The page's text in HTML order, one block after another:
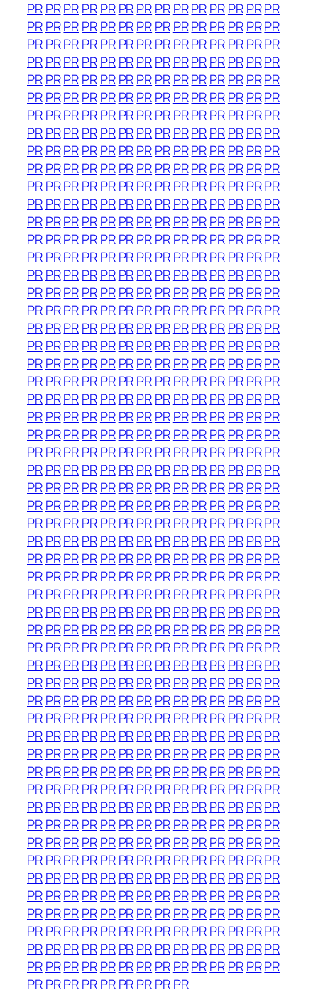
PRPRPRPRPR PRPRPRPRPRPRPR PRPR
PRPRPRPRPR PRPRPRPRPRPRPR PRPR
PRPRPRPRPR PRPRPRPRPRPRPR PRPR
PRPRPRPRPR PRPRPRPRPRPRPR PRPR
PRPRPRPRPR PRPRPRPRPRPRPR PRPR
PRPRPRPRPR PRPRPRPRPRPRPR PRPR
PRPRPRPRPR PRPRPRPRPRPRPR PRPR
PRPRPRPRPR PRPRPRPRPRPRPR PRPR
PRPRPRPRPR PRPRPRPRPRPRPR PRPR
PRPRPRPRPR PRPRPRPRPRPRPR PRPR
PRPRPRPRPR PRPRPRPRPRPRPR PRPR
PRPRPRPRPR PRPRPRPRPRPRPR PRPR
PRPRPRPRPR PRPRPRPRPRPRPR PRPR
PRPRPRPRPR PRPRPRPRPRPRPR PRPR
PRPRPRPRPR PRPRPRPRPRPRPR PRPR
PRPRPRPRPR PRPRPRPRPRPRPR PRPR
PRPRPRPRPR PRPRPRPRPRPRPR PRPR
PRPRPRPRPR PRPRPRPRPRPRPR PRPR
PRPRPRPRPR PRPRPRPRPRPRPR PRPR
PRPRPRPRPR PRPRPRPRPRPRPR PRPR
PRPRPRPRPR PRPRPRPRPRPRPR PRPR
PRPRPRPRPR PRPRPRPRPRPRPR PRPR
PRPRPRPRPR PRPRPRPRPRPRPR PRPR
PRPRPRPRPR PRPRPRPRPRPRPR PRPR
PRPRPRPRPR PRPRPRPRPRPRPR PRPR
PRPRPRPRPR PRPRPRPRPRPRPR PRPR
PRPRPRPRPR PRPRPRPRPRPRPR PRPR
PRPRPRPRPR PRPRPRPRPRPRPR PRPR
PRPRPRPRPR PRPRPRPRPRPRPR PRPR
PRPRPRPRPR PRPRPRPRPRPRPR PRPR
PRPRPRPRPR PRPRPRPRPRPRPR PRPR
PRPRPRPRPR PRPRPRPRPRPRPR PRPR
PRPRPRPRPR PRPRPRPRPRPRPR PRPR
PRPRPRPRPR PRPRPRPRPRPRPR PRPR
PRPRPRPRPR PRPRPRPRPRPRPR PRPR
PRPRPRPRPR PRPRPRPRPRPRPR PRPR
PRPRPRPRPR PRPRPRPRPRPRPR PRPR
PRPRPRPRPR PRPRPRPRPRPRPR PRPR
PRPRPRPRPR PRPRPRPRPRPRPR PRPR
PRPRPRPRPR PRPRPRPRPRPRPR PRPR
PRPRPRPRPR PRPRPRPRPRPRPR PRPR
PRPRPRPRPR PRPRPRPRPRPRPR PRPR
PRPRPRPRPR PRPRPRPRPRPRPR PRPR
PRPRPRPRPR PRPRPRPRPRPRPR PRPR
PRPRPRPRPR PRPRPRPRPRPRPR PRPR
PRPRPRPRPR PRPRPRPRPRPRPR PRPR
PRPRPRPRPR PRPRPRPRPRPRPR PRPR
PRPRPRPRPR PRPRPRPRPRPRPR PRPR
PRPRPRPRPR PRPRPRPRPRPRPR PRPR
PRPRPRPRPR PRPRPRPRPRPRPR PRPR
PRPRPRPRPR PRPRPRPRPRPRPR PRPR
PRPRPRPRPR PRPRPRPRPRPRPR PRPR
PRPRPRPRPR PRPRPRPRPRPRPR PRPR
PRPRPRPRPR PRPRPRPRPRPRPR PRPR
PRPRPRPRPR PRPRPRPRPRPRPR PRPR
PRPRPRPRPR PRPRPRPR